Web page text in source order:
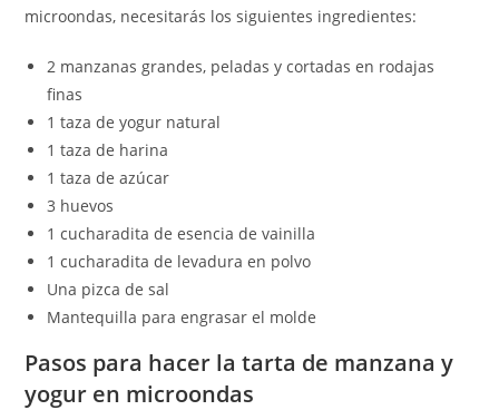
microondas, necesitarás los siguientes ingredientes:
2 manzanas grandes, peladas y cortadas en rodajas
finas
1 taza de yogur natural
1 taza de harina
1 taza de azúcar
3 huevos
1 cucharadita de esencia de vainilla
1 cucharadita de levadura en polvo
Una pizca de sal
Mantequilla para engrasar el molde
Pasos para hacer la tarta de manzana y
yogur en microondas